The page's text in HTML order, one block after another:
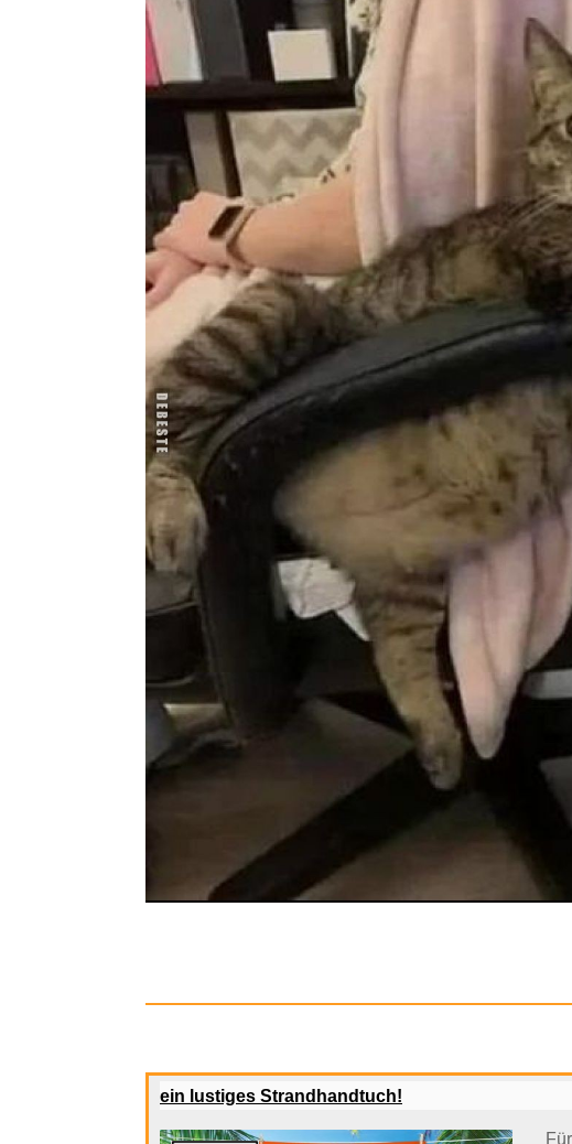
Le bal [FR
Speedlink Tyron
H...
ein lustiges Strandhandtuch!